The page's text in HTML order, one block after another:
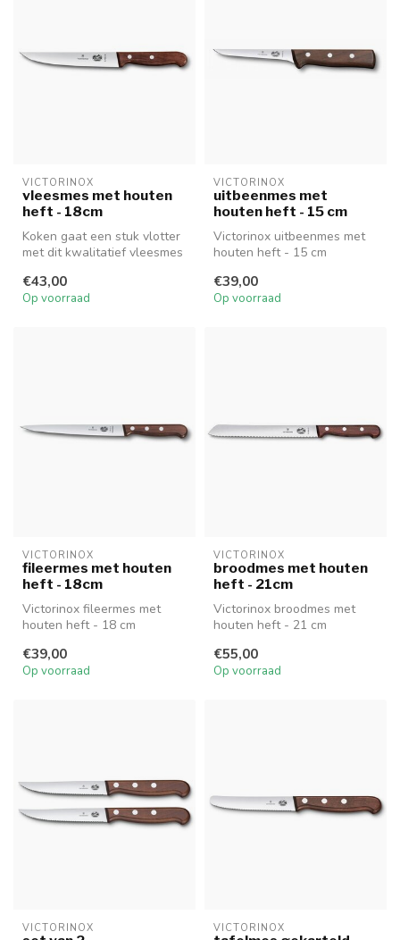
VICTORINOX
vleesmes met houten
heft - 18cm
Koken gaat een stuk vlotter
met dit kwalitatief vleesmes
€43,00
Op voorraad
VICTORINOX
uitbeenmes met
houten heft - 15 cm
Victorinox uitbeenmes met
houten heft - 15 cm
€39,00
Op voorraad
VICTORINOX
fileermes met houten
heft - 18cm
Victorinox fileermes met
houten heft - 18 cm
€39,00
Op voorraad
VICTORINOX
broodmes met houten
heft - 21cm
Victorinox broodmes met
houten heft - 21 cm
€55,00
Op voorraad
VICTORINOX VICTORINOX